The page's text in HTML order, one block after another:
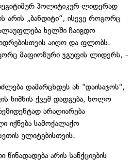
პოლიტიკურ ლიდერად
არის „ბანდიტი“, ისევე როგორც
ხელში ჩაიგდო
აიღო და ფლობს.
მაფიოზური ჯგუფის ლიდერს, -
დამარცხდეს ან "დაისაჯოს",
ნიშნის ქვეშ დადგება, ხოლო
არაღიარება
იქნება სამოქალაქო
ელიტებისთვის.
წინადადება არის სანქციების